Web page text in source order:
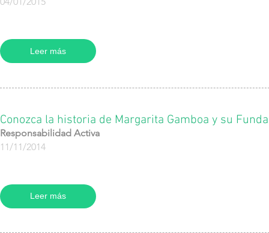
Leer más
Conozca la historia de Margarita Gamboa y su
Responsabilidad Activa
11/11/2014
Leer más